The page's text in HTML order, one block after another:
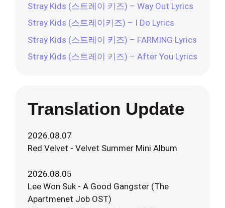
Stray Kids (스트레이 키즈) – Way Out Lyrics
Stray Kids (스트레이키즈) – I Do Lyrics
Stray Kids (스트레이 키즈) – FARMING Lyrics
Stray Kids (스트레이 키즈) – After You Lyrics
Translation Update
2026.08.07
Red Velvet - Velvet Summer Mini Album
2026.08.05
Lee Won Suk - A Good Gangster (The
Apartmenet Job OST)